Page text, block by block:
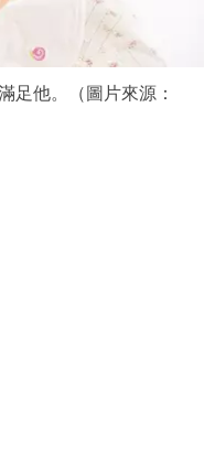
足他。（圖片來源：